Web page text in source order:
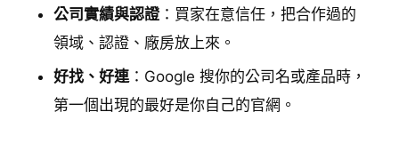
公司實績與認證：買家在意信任，把合作過的
領域、認證、廠房放上來。
好找、好連：Google 搜你的公司名或產品時，
第一個出現的最好是你自己的官網。